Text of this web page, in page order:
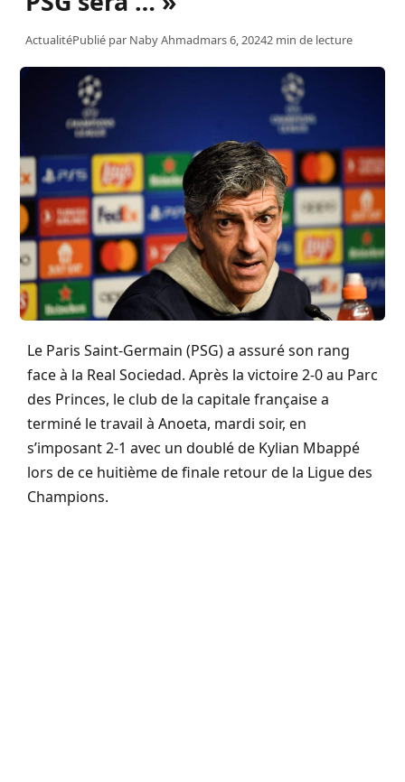
ActualitéPublié par Naby Ahmadmars 6, 20242 min de lecture
Le Paris Saint-Germain (PSG) a assuré son rang
face à la Real Sociedad. Après la victoire 2-0 au Parc
des Princes, le club de la capitale française a
terminé le travail à Anoeta, mardi soir, en
s’imposant 2-1 avec un doublé de Kylian Mbappé
lors de ce huitième de finale retour de la Ligue des
Champions.